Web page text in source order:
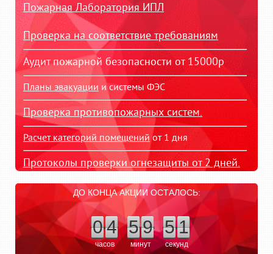
Пожарная Лаборатория ИПЛ
Проверка на соответствие требованиям
Аудит пожарной безопасности от 15000р
Планы эвакуации и системы ФЭС
Проверка противопожарных систем.
Расчет категорий помещенийот 1 дня
Протоколы проверки огнезащиты от 2 дней.
ДО КОНЦА АКЦИИ ОСТАЛОСЬ:
04
часов
59
минут
51
секунд